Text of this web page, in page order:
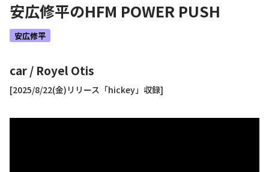
安広修平のHFM POWER PUSH
安広修平
car/ Royel Otis
[2025/8/22(金)リリース「hickey」収録]